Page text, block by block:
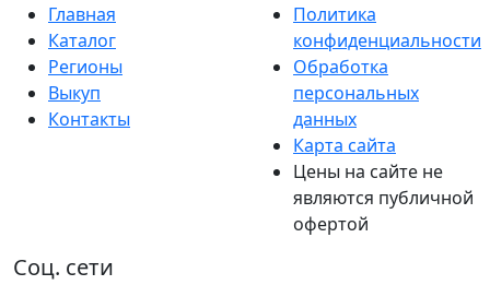
Главная
Каталог
Регионы
Выкуп
Контакты
Политика
конфиденциальности
Обработка
персональных
данных
Карта сайта
Цены на сайте не
являются публичной
офертой
Соц. сети